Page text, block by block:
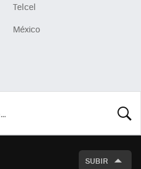
Telcel
México
SUBIR